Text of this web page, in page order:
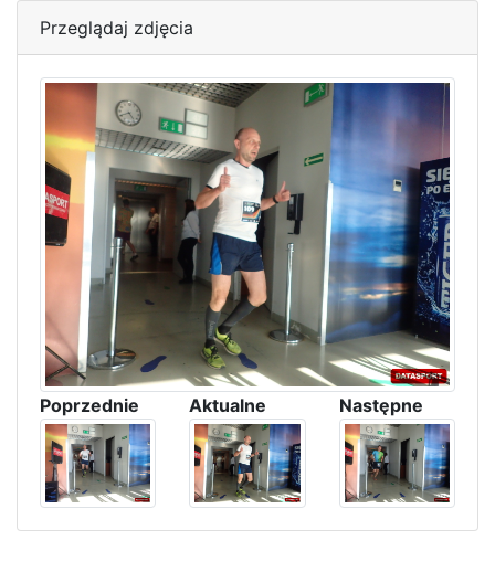
Przeglądaj zdjęcia
Poprzednie Aktualne Następne